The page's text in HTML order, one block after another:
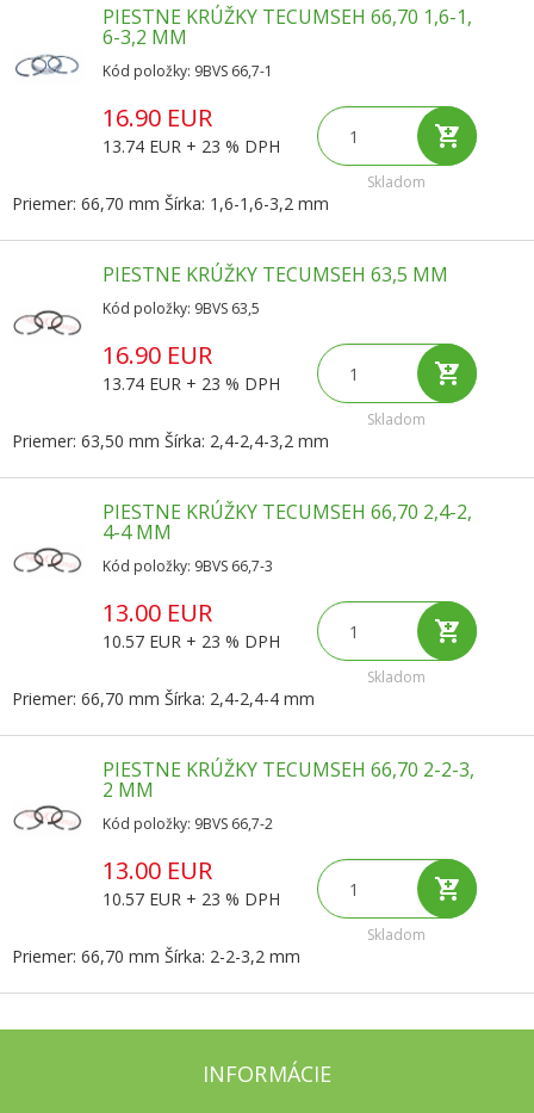
PIESTNE KRÚŽKY TECUMSEH 66,70 1,6-1,
6-3,2 MM
Kód položky: 9BVS 66,7-1
16.90 EUR
13.74 EUR + 23 % DPH
Skladom
Priemer: 66,70 mm Šírka: 1,6-1,6-3,2 mm
PIESTNE KRÚŽKY TECUMSEH 63,5 MM
Kód položky: 9BVS 63,5
16.90 EUR
13.74 EUR + 23 % DPH
Skladom
Priemer: 63,50 mm Šírka: 2,4-2,4-3,2 mm
PIESTNE KRÚŽKY TECUMSEH 66,70 2,4-2,
4-4 MM
Kód položky: 9BVS 66,7-3
13.00 EUR
10.57 EUR + 23 % DPH
Skladom
Priemer: 66,70 mm Šírka: 2,4-2,4-4 mm
PIESTNE KRÚŽKY TECUMSEH 66,70 2-2-3,
2 MM
Kód položky: 9BVS 66,7-2
13.00 EUR
10.57 EUR + 23 % DPH
Skladom
Priemer: 66,70 mm Šírka: 2-2-3,2 mm
INFORMÁCIE